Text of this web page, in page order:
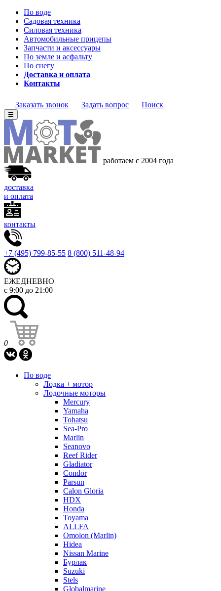
По воде
Садовая техника
Силовая техника
Автомобильные прицепы
Запчасти и аксессуары
По земле и асфальту
По снегу
Доставка и оплата
Контакты
Заказать звонок Задать вопрос Поиск
☰
работаем с 2004 года
доставка
и оплата
контакты
+7 (495) 799-85-55 8 (800) 511-48-94
ЕЖЕДНЕВНО
с 9:00 до 21:00
0
По воде
Лодка + мотор
Лодочные моторы
Mercury
Yamaha
Tohatsu
Sea-Pro
Marlin
Seanovo
Reef Rider
Gladiator
Condor
Parsun
Calon Gloria
HDX
Honda
Toyama
ALLFA
Omolon (Marlin)
Hidea
Nissan Marine
Бурлак
Suzuki
Stels
Globalmarine